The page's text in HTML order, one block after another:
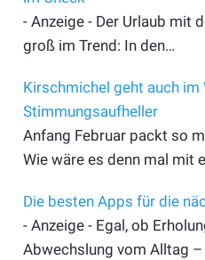
- Anzeige - Der Urlaub mit
groß im Trend: In den…
Kirschmichel geht auch im
Stimmungsaufheller
Anfang Februar packt so
Wie wäre es denn mal mit
Die besten Apps für die
- Anzeige - Egal, ob
Abwechslung vom Alltag